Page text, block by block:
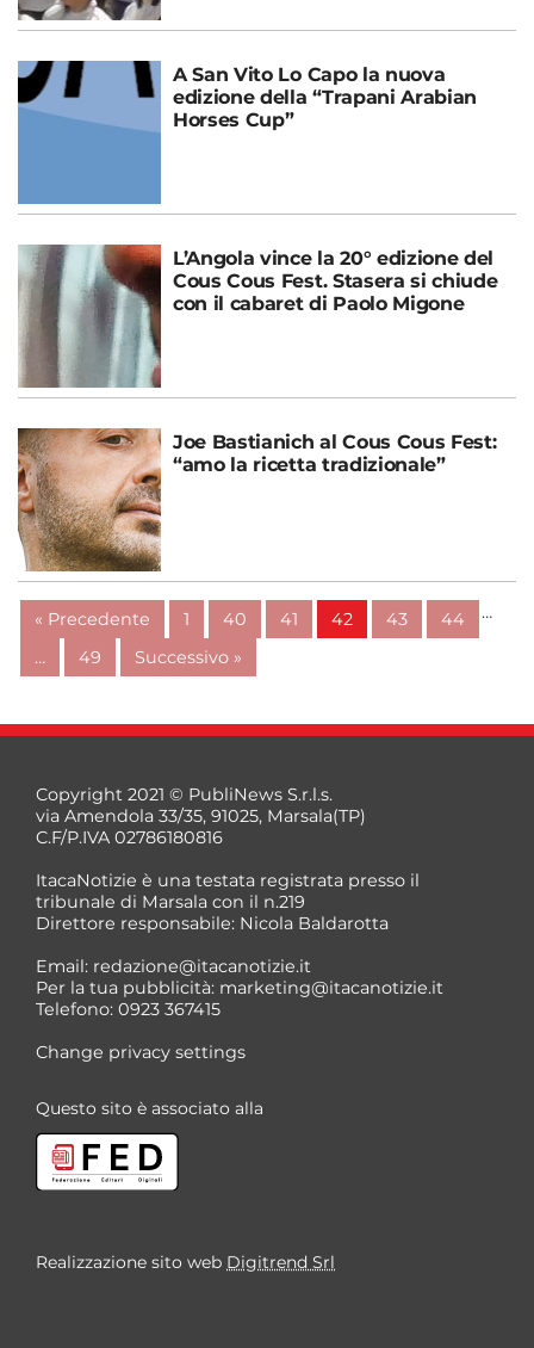
A San Vito Lo Capo la nuova
edizione della “Trapani Arabian
Horses Cup”
L’Angola vince la 20° edizione del
Cous Cous Fest. Stasera si chiude
con il cabaret di Paolo Migone
Joe Bastianich al Cous Cous Fest:
“amo la ricetta tradizionale”
« Precedente 1 …
40 41 42 43
44
…
49 Successivo »
Copyright 2021 © PubliNews S.r.l.s.
via Amendola 33/35, 91025, Marsala(TP)
C.F/P.IVA 02786180816
ItacaNotizie è una testata registrata presso il
tribunale di Marsala con il n.219
Direttore responsabile: Nicola Baldarotta
Email: redazione@itacanotizie.it
Per la tua pubblicità: marketing@itacanotizie.it
Telefono: 0923 367415
Change privacy settings
Questo sito è associato alla
Realizzazione sito web Digitrend Srl